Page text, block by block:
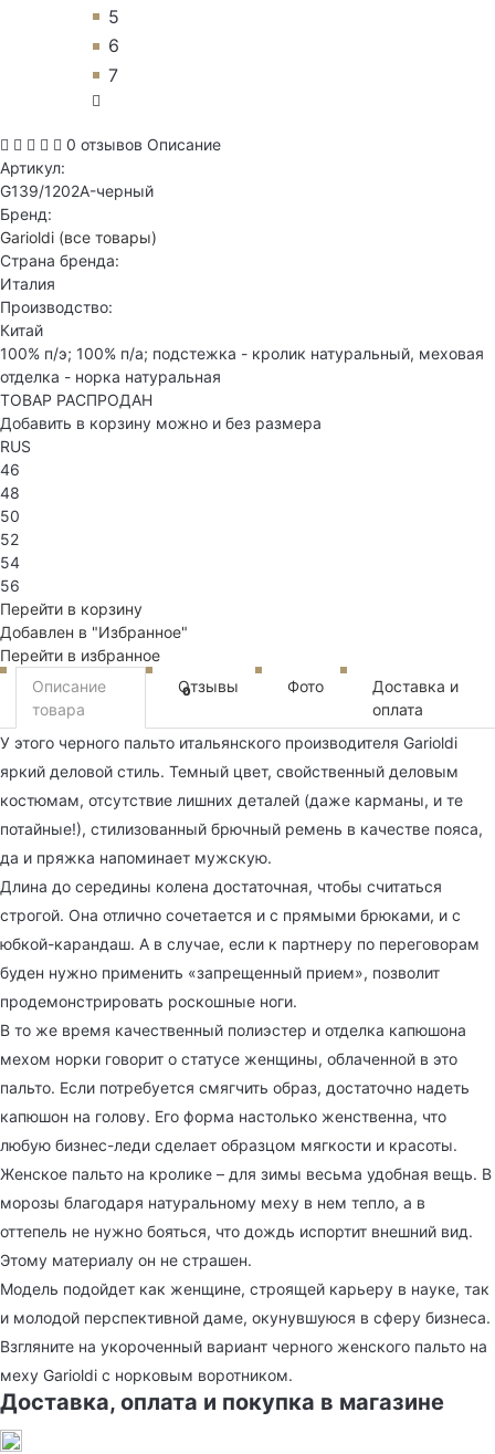
5
6
7
0 отзывов Описание
Артикул:
G139/1202A-черный
Бренд:
Garioldi (все товары)
Страна бренда:
Италия
Производство:
Китай
100% п/э; 100% п/a; подстежка - кролик натуральный, меховая
отделка - норка натуральная
ТОВАР РАСПРОДАН
Добавить в корзину можно и без размера
RUS
46
48
50
52
54
56
Перейти в корзину
Добавлен в "Избранное"
Перейти в избранное
Описание
товара
Отзывы
0 Фото
Доставка и
оплата
У этого черного пальто итальянского производителя Garioldi
яркий деловой стиль. Темный цвет, свойственный деловым
костюмам, отсутствие лишних деталей (даже карманы, и те
потайные!), стилизованный брючный ремень в качестве пояса,
да и пряжка напоминает мужскую.
Длина до середины колена достаточная, чтобы считаться
строгой. Она отлично сочетается и с прямыми брюками, и с
юбкой-карандаш. А в случае, если к партнеру по переговорам
буден нужно применить «запрещенный прием», позволит
продемонстрировать роскошные ноги.
В то же время качественный полиэстер и отделка капюшона
мехом норки говорит о статусе женщины, облаченной в это
пальто. Если потребуется смягчить образ, достаточно надеть
капюшон на голову. Его форма настолько женственна, что
любую бизнес-леди сделает образцом мягкости и красоты.
Женское пальто на кролике – для зимы весьма удобная вещь. В
морозы благодаря натуральному меху в нем тепло, а в
оттепель не нужно бояться, что дождь испортит внешний вид.
Этому материалу он не страшен.
Модель подойдет как женщине, строящей карьеру в науке, так
и молодой перспективной даме, окунувшуюся в сферу бизнеса.
Взгляните на укороченный вариант черного женского пальто на
меху Garioldi с норковым воротником.
Доставка, оплата и покупка в магазине